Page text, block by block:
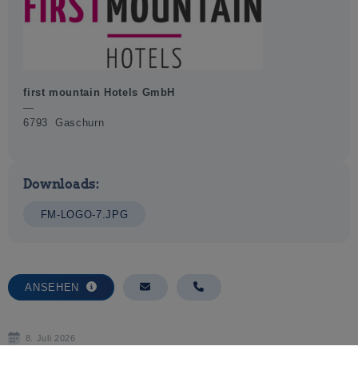
first mountain Hotels GmbH
—
6793 Gaschurn
Downloads:
FM-LOGO-7.JPG
ANSEHEN
8. Juli 2026